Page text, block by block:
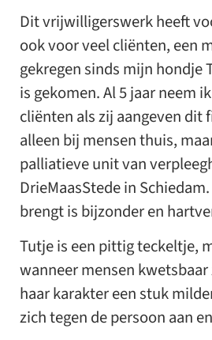
Dit vrijwilligerswerk heeft
ook voor veel cliënten, een
gekregen sinds mijn hondje
is gekomen. Al 5 jaar neem
cliënten als zij aangeven dit
alleen bij mensen thuis,
palliatieve unit van
DrieMaasStede in
brengt is bijzonder en
Tutje is een pittig teckeltje,
wanneer mensen
haar karakter een stuk
zich tegen de persoon aan